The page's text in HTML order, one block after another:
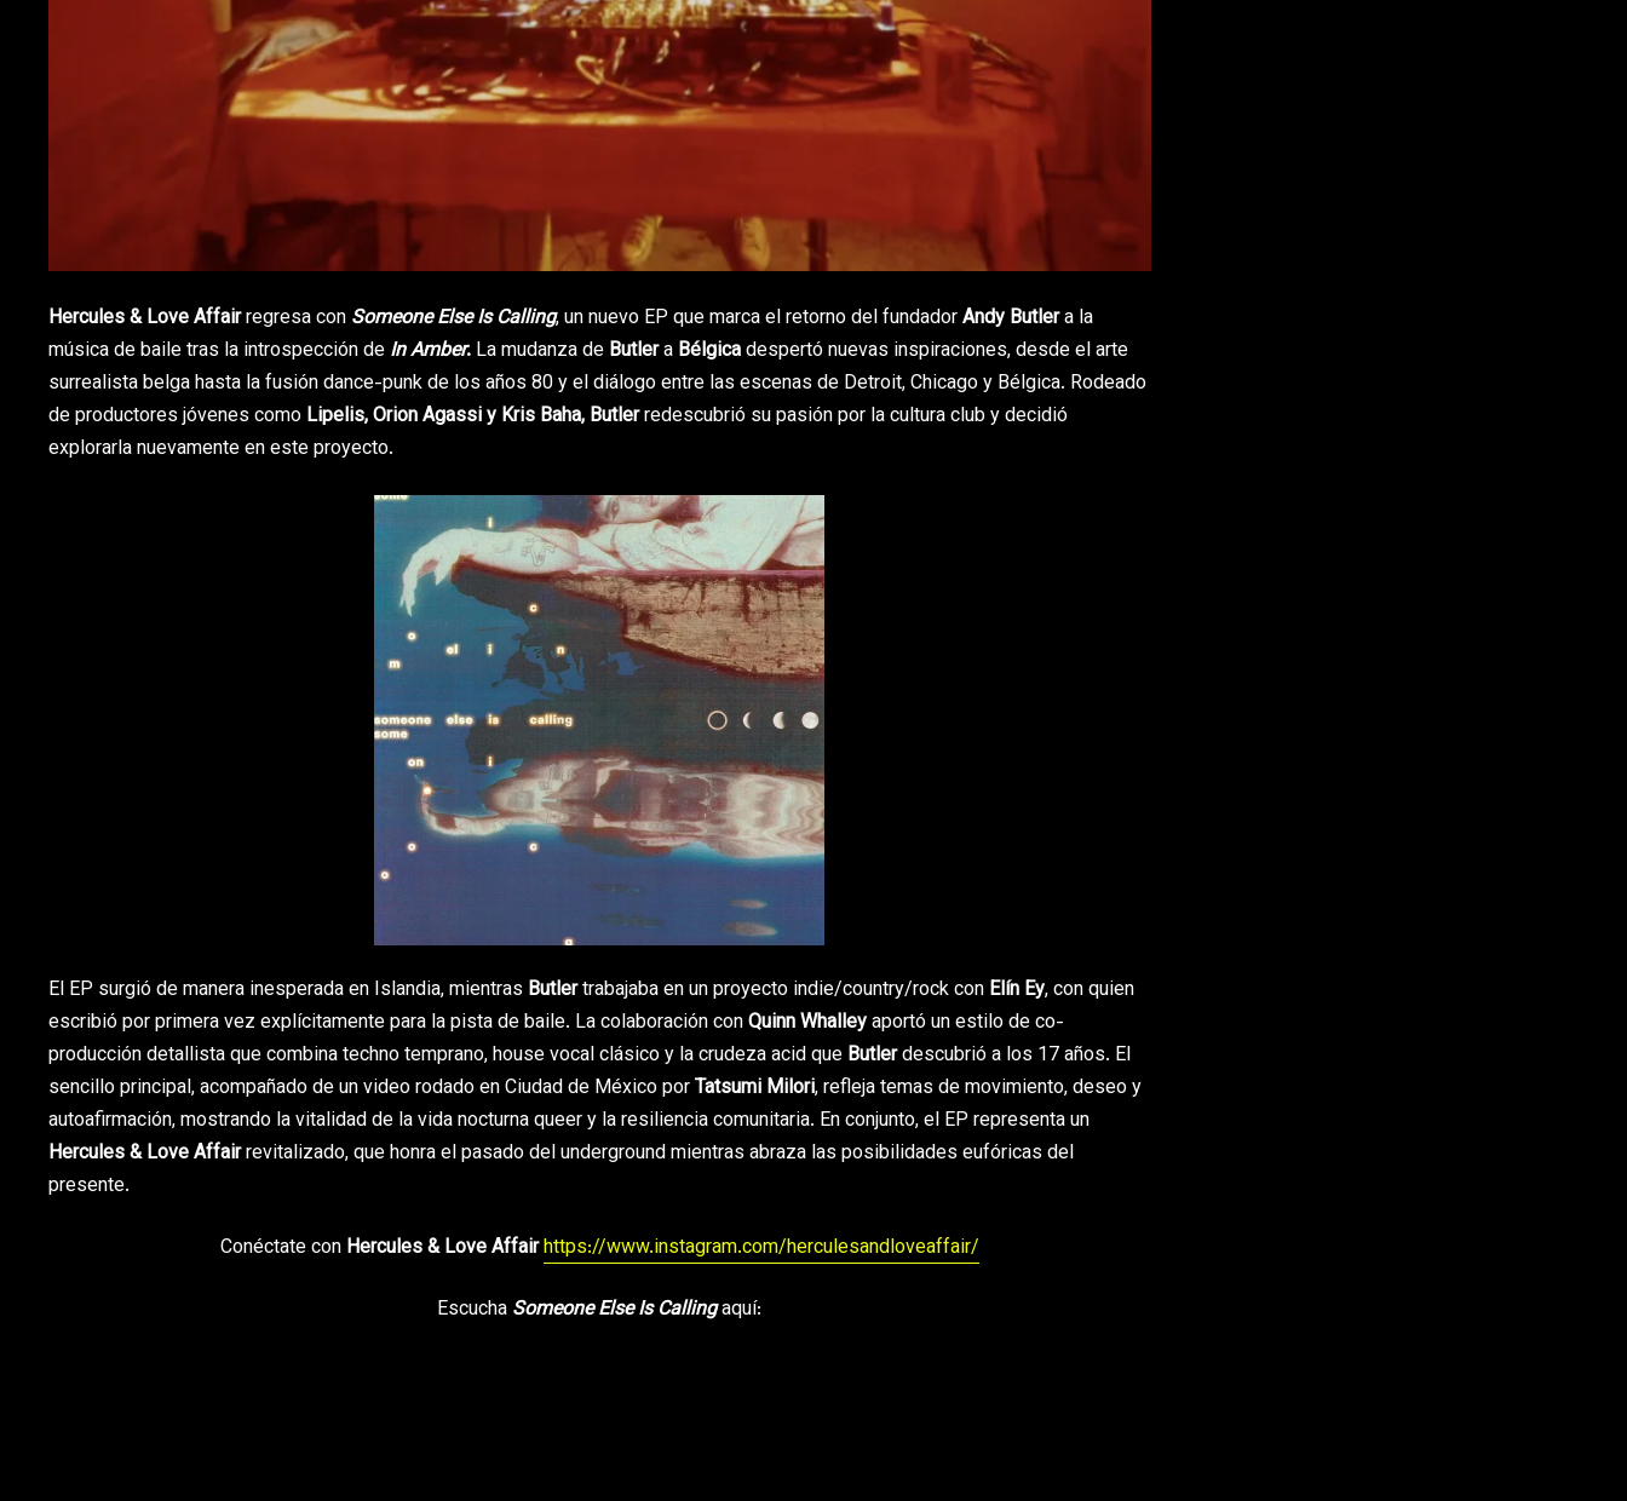
Hercules & Love Affairregresa con Someone Else Is Calling, un nuevo EP que marca el retorno del fundadorAndy Butlera la
música de baile tras la introspección de In Amber. La mudanza de Butlera Bélgicadespertó nuevas inspiraciones, desde el arte
surrealista belga hasta la fusión dance-punk de los años 80 y el diálogo entre las escenas de Detroit, Chicago y Bélgica. Rodeado
de productores jóvenes como Lipelis, Orion Agassi y Kris Baha, Butlerredescubrió su pasión por la cultura club y decidió
explorarla nuevamente en este proyecto.
El EP surgió de manera inesperada en Islandia, mientras Butlertrabajaba en un proyecto indie/country/rock con Elín Ey, con quien
escribió por primera vez explícitamente para la pista de baile. La colaboración conQuinn Whalleyaportó un estilo de co-
producción detallista que combina techno temprano, house vocal clásico y la crudeza acid que Butlerdescubrió a los 17 años. El
sencillo principal, acompañado de un video rodado en Ciudad de México porTatsumi Milori, refleja temas de movimiento, deseo y
autoafirmación, mostrando la vitalidad de la vida nocturna queer y la resiliencia comunitaria. En conjunto, el EP representa un
Hercules & Love Affairrevitalizado, que honra el pasado del underground mientras abraza las posibilidades eufóricas del
presente.
Conéctate con Hercules & Love Affairhttps://www.instagram.com/herculesandloveaffair/
Escucha Someone Else Is Callingaquí: